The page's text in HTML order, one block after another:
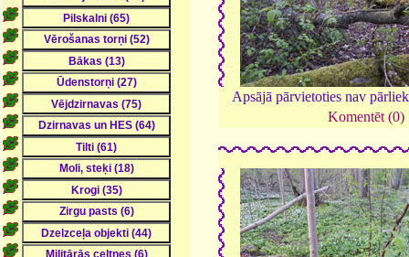
Apsājā pārvietoties nav
Komentēt (0)